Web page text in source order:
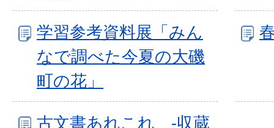
学習参考資料展「みん
なで調べた今夏の大磯
町の花」
古文書あれこれ -収蔵